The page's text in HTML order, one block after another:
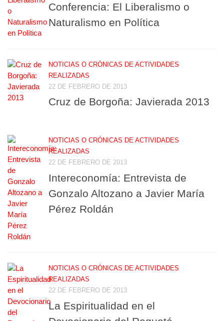
Conferencia: El Liberalismo o
Naturalismo en Política
NOTICIAS O CRÓNICAS DE ACTIVIDADES
REALIZADAS
22 DE FEBRERO DE 2013
Cruz de Borgoña: Javierada 2013
NOTICIAS O CRÓNICAS DE ACTIVIDADES
REALIZADAS
22 DE FEBRERO DE 2013
Intereconomía: Entrevista de
Gonzalo Altozano a Javier María
Pérez Roldán
NOTICIAS O CRÓNICAS DE ACTIVIDADES
REALIZADAS
22 DE FEBRERO DE 2013
La Espiritualidad en el